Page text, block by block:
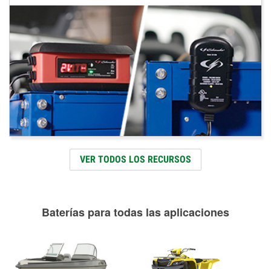
VER TODOS LOS RECURSOS
Baterías para todas las aplicaciones